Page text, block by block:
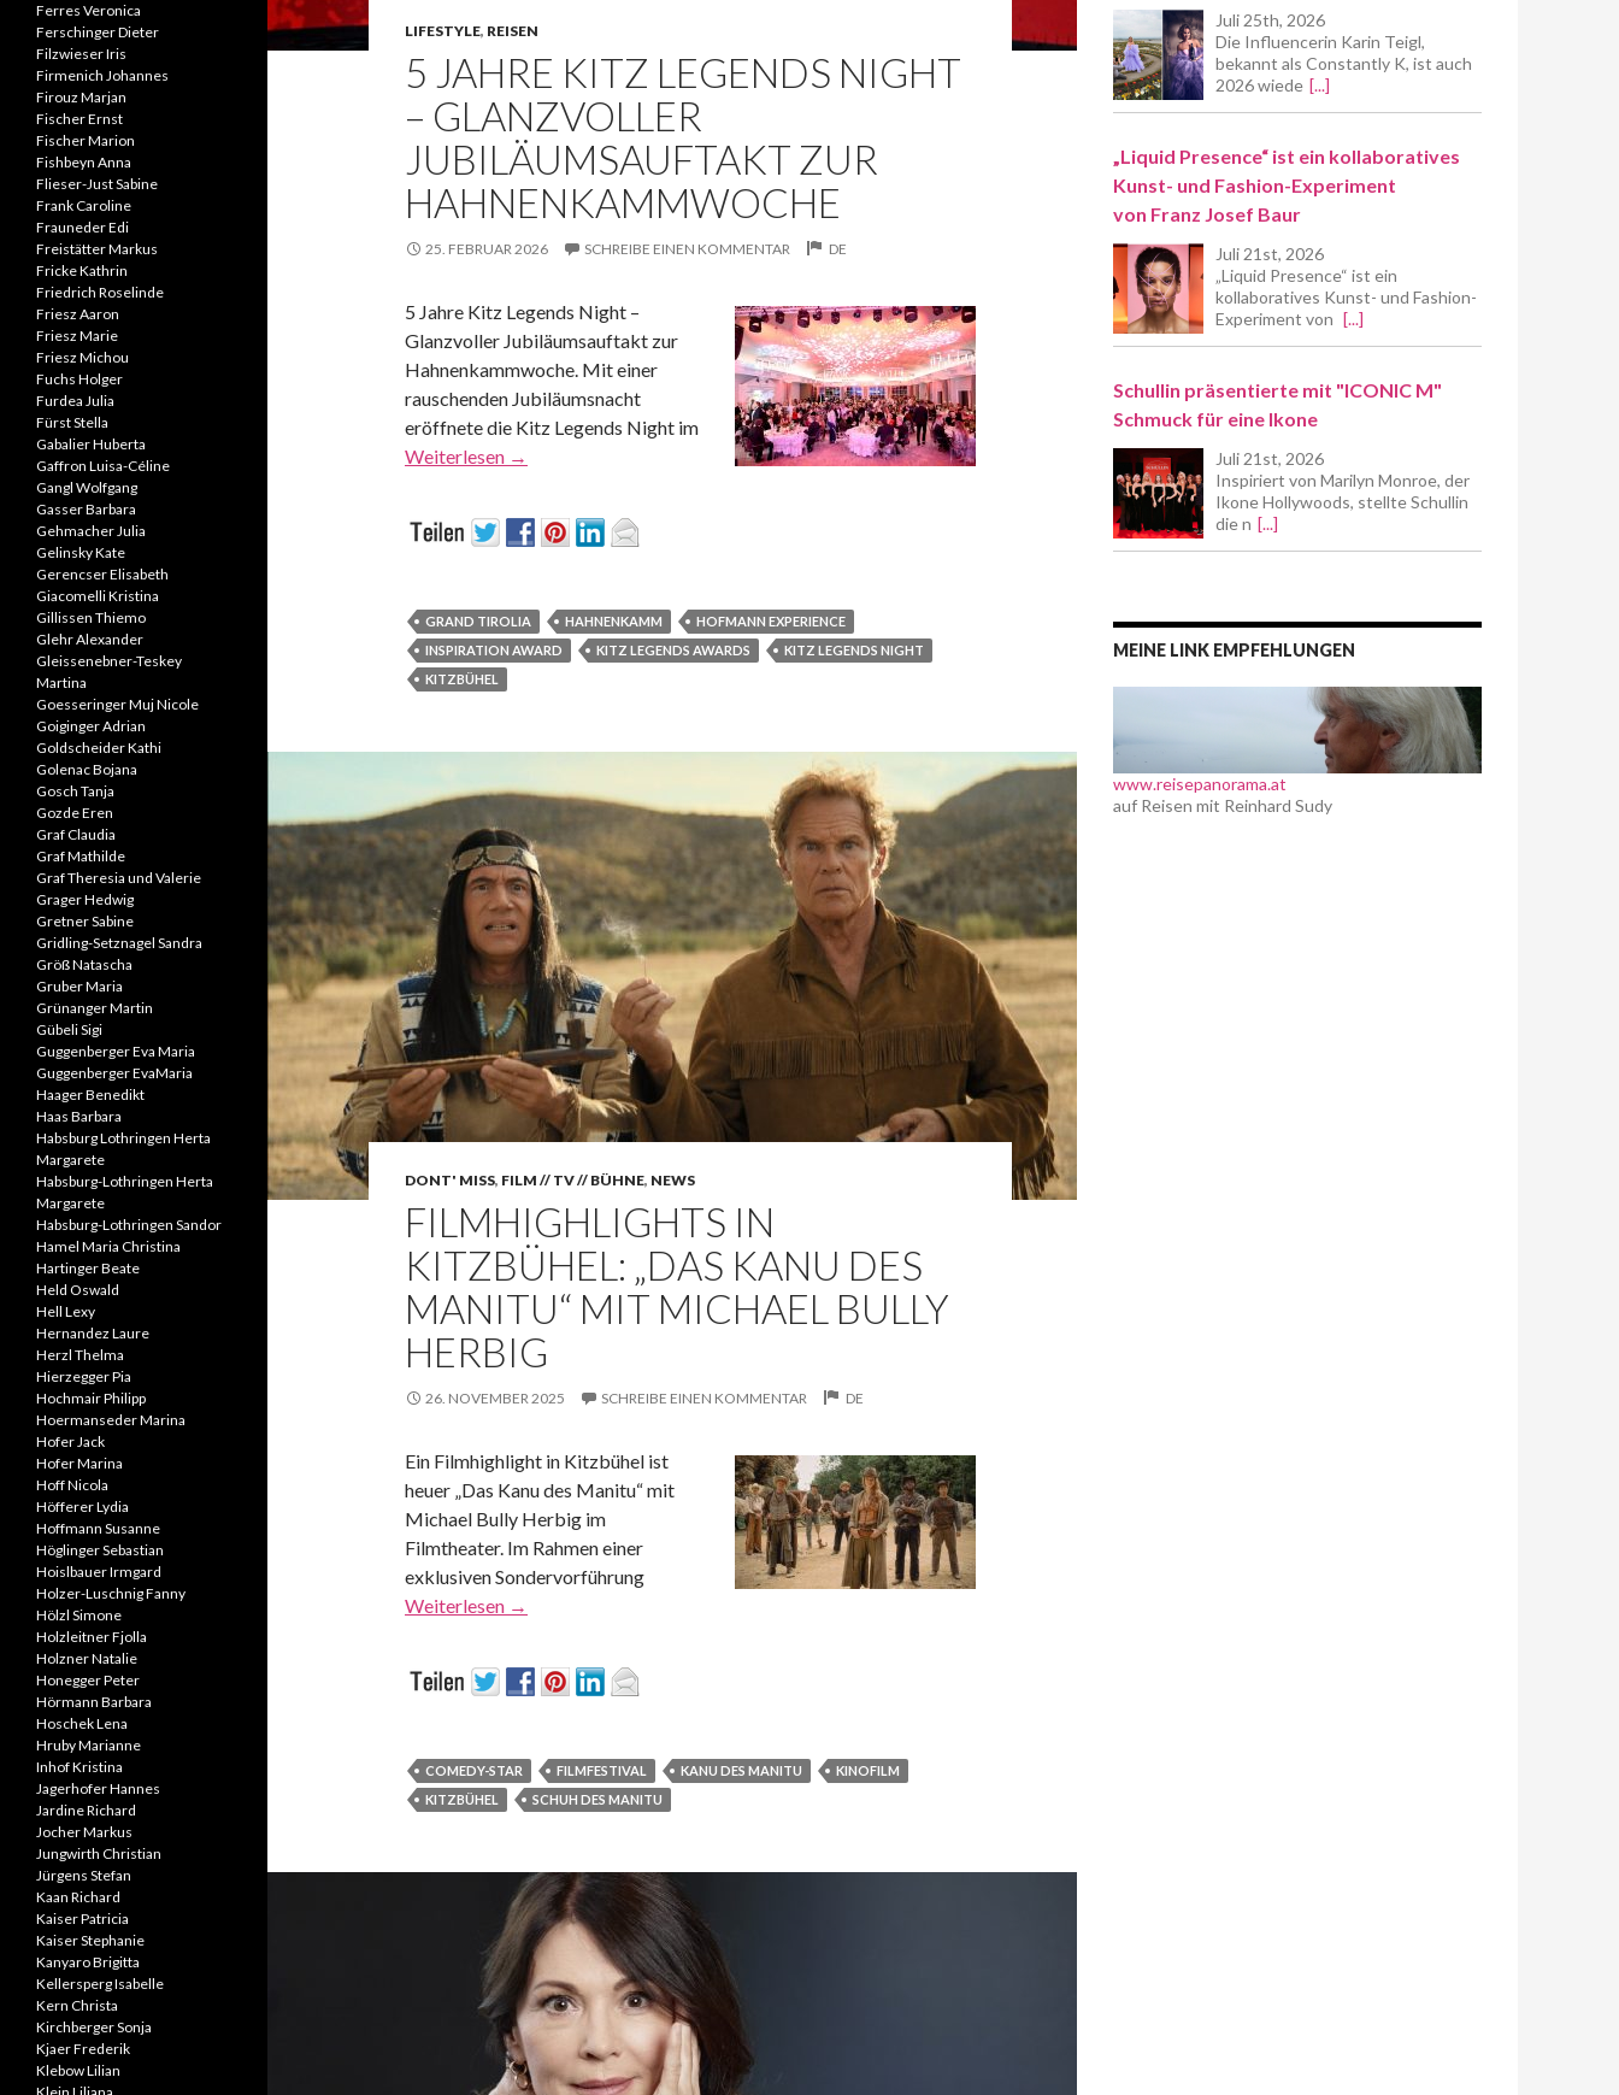
LIFESTYLE, REISEN
5 JAHRE KITZ LEGENDS NIGHT
– GLANZVOLLER
JUBILÄUMSAUFTAKT ZUR
HAHNENKAMMWOCHE
25. FEBRUAR 2026 SCHREIBE EINEN KOMMENTAR DE
5 Jahre Kitz Legends Night –
Glanzvoller Jubiläumsauftakt zur
Hahnenkammwoche. Mit einer
rauschenden Jubiläumsnacht
eröffnete die Kitz Legends Night im
Weiterlesen →
GRAND TIROLIA HAHNENKAMM
HOFMANN EXPERIENCE
INSPIRATION AWARD
KITZ LEGENDS AWARDS
KITZ LEGENDS NIGHT
KITZBÜHEL
DONT' MISS, FILM // TV // BÜHNE, NEWS
FILMHIGHLIGHTS IN
KITZBÜHEL: „DAS KANU DES
MANITU“ MIT MICHAEL BULLY
HERBIG
26. NOVEMBER 2025 SCHREIBE EINEN KOMMENTAR DE
Ein Filmhighlight in Kitzbühel ist
heuer „Das Kanu des Manitu“ mit
Michael Bully Herbig im
Filmtheater. Im Rahmen einer
exklusiven Sondervorführung
Weiterlesen →
COMEDY-STAR FILMFESTIVAL KANU DES MANITU
KINOFILM
KITZBÜHEL
SCHUH DES MANITU
Juli 25th, 2026
Die Influencerin Karin Teigl,
bekannt als Constantly K, ist auch
2026 wiede [...]
„Liquid Presence“ ist ein kollaboratives
Kunst- und Fashion-Experiment
von Franz Josef Baur
Juli 21st, 2026
„Liquid Presence“ ist ein
kollaboratives Kunst- und Fashion-
Experiment von [...]
Schullin präsentierte mit "ICONIC M"
Schmuck für eine Ikone
Juli 21st, 2026
Inspiriert von Marilyn Monroe, der
Ikone Hollywoods, stellte Schullin
die n [...]
MEINE LINK EMPFEHLUNGEN
www.reisepanorama.at
auf Reisen mit Reinhard Sudy
Ferres Veronica
Ferschinger Dieter
Filzwieser Iris
Firmenich Johannes
Firouz Marjan
Fischer Ernst
Fischer Marion
Fishbeyn Anna
Flieser-Just Sabine
Frank Caroline
Frauneder Edi
Freistätter Markus
Fricke Kathrin
Friedrich Roselinde
Friesz Aaron
Friesz Marie
Friesz Michou
Fuchs Holger
Furdea Julia
Fürst Stella
Gabalier Huberta
Gaffron Luisa-Céline
Gangl Wolfgang
Gasser Barbara
Gehmacher Julia
Gelinsky Kate
Gerencser Elisabeth
Giacomelli Kristina
Gillissen Thiemo
Glehr Alexander
Gleissenebner-Teskey
Martina
Goesseringer Muj Nicole
Goiginger Adrian
Goldscheider Kathi
Golenac Bojana
Gosch Tanja
Gozde Eren
Graf Claudia
Graf Mathilde
Graf Theresia und Valerie
Grager Hedwig
Gretner Sabine
Gridling-Setznagel Sandra
Größ Natascha
Gruber Maria
Grünanger Martin
Gübeli Sigi
Guggenberger Eva Maria
Guggenberger EvaMaria
Haager Benedikt
Haas Barbara
Habsburg Lothringen Herta
Margarete
Habsburg-Lothringen Herta
Margarete
Habsburg-Lothringen Sandor
Hamel Maria Christina
Hartinger Beate
Held Oswald
Hell Lexy
Hernandez Laure
Herzl Thelma
Hierzegger Pia
Hochmair Philipp
Hoermanseder Marina
Hofer Jack
Hofer Marina
Hoff Nicola
Höfferer Lydia
Hoffmann Susanne
Höglinger Sebastian
Hoislbauer Irmgard
Holzer-Luschnig Fanny
Hölzl Simone
Holzleitner Fjolla
Holzner Natalie
Honegger Peter
Hörmann Barbara
Hoschek Lena
Hruby Marianne
Inhof Kristina
Jagerhofer Hannes
Jardine Richard
Jocher Markus
Jungwirth Christian
Jürgens Stefan
Kaan Richard
Kaiser Patricia
Kaiser Stephanie
Kanyaro Brigitta
Kellersperg Isabelle
Kern Christa
Kirchberger Sonja
Kjaer Frederik
Klebow Lilian